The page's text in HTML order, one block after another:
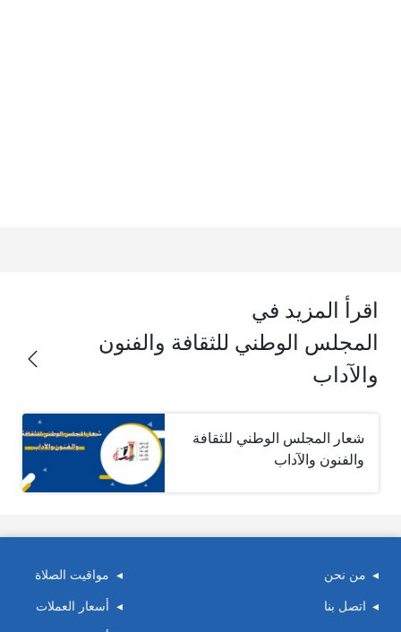
اقرأ المزيد في
المجلس الوطني للثقافة والفنون
والآداب
شعار المجلس الوطني للثقافة
والفنون والآداب
من نحن
اتصل بنا
مواقيت الصلاة
أسعار العملات